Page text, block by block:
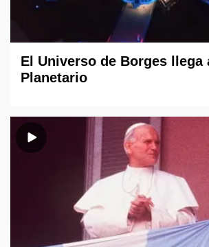
El Universo de Borges llega
Planetario